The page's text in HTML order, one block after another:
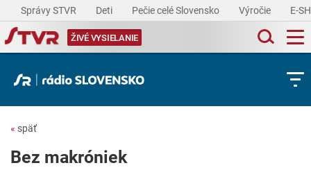
Správy STVR Deti Pečie celé Slovensko Výročie E-
ŽIVÉ VYSIELANIE
« späť
Bez makróniek